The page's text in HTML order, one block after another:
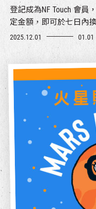
登記成為NF Touch 會員
定金額，即可於七日內
2025.12.01 01.01